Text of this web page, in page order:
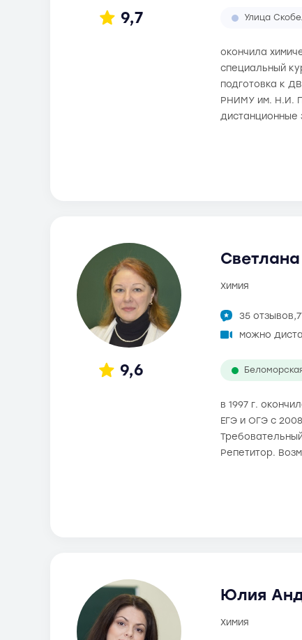
9,7 Улица
окончила
специальный
подготовка к
РНИМУ им. Н.И.
дистанционные
9,6
химия
35 отзывов,
можно
в 1997 г.
ЕГЭ и ОГЭ с
Репетитор.
Юлия
химия